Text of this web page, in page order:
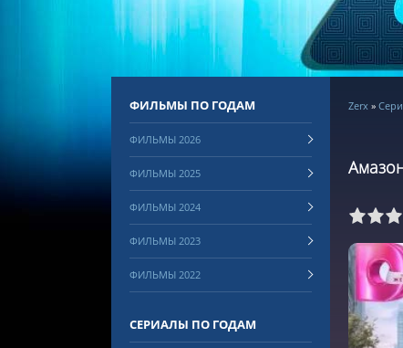
Zerx »
0 6 7 8
ФИЛЬМЫ ПО ГОДАМ
ФИЛЬМЫ 2026
ФИЛЬМЫ 2025
ФИЛЬМЫ 2024
ФИЛЬМЫ 2023
ФИЛЬМЫ 2022
СЕРИАЛЫ ПО ГОДАМ